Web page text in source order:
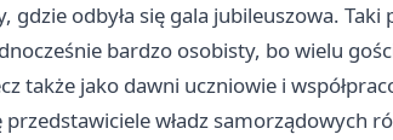
gdzie odbyła się gala jubileuszowa.
bardzo osobisty, bo wielu
także jako dawni uczniowie i
władz samorządowych